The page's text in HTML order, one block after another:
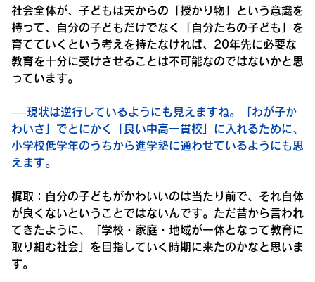
社会全体が、子どもは天からの「授かり物」という意識を
持って、自分の子どもだけでなく「自分たちの子ども」を
育てていくという考えを持たなければ、20年先に必要な
教育を十分に受けさせることは不可能なのではないかと思
っています。
──現状は逆行しているようにも見えますね。「わが子か
わいさ」でとにかく「良い中高一貫校」に入れるために、
小学校低学年のうちから進学塾に通わせているようにも思
えます。
梶取： 自分の子どもがかわいいのは当たり前で、それ自体
が良くないということではないんです。ただ昔から言われ
てきたように、「学校・家庭・地域が一体となって教育に
取り組む社会」を目指していく時期に来たのかなと思いま
す。